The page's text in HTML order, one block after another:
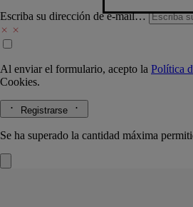
Escriba su dirección de e-mail…
Al enviar el formulario, acepto la Política
Cookies.
Registrarse
Se ha superado la cantidad máxima